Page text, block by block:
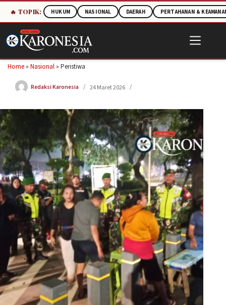
🔥 TOPIK: HUKUM NASIONAL DAERAH PERTAHANAN &
to
content
Home » Nasional » Peristiwa
Redaksi Karonesia 24 Maret 2026